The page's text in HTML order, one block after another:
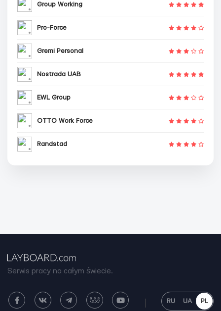
Group Working
Pro-Force
Gremi Personal
Nostrada UAB
EWL Group
OTTO Work Force
Randstad
Serwis pracy na całym świecie.
RU UA PL